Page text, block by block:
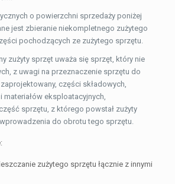
o powierzchni sprzedaży poniżej
jest zbieranie niekompletnego zużytego
pochodzących ze zużytego sprzętu.
zużyty sprzęt uważa się sprzęt, który nie
z uwagi na przeznaczenie sprzętu do
części składowych,
materiałów eksploatacyjnych,
sprzętu, z którego powstał zużyty
do obrotu tego sprzętu.
zużytego sprzętu łącznie z innymi